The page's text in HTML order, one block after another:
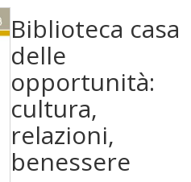
Biblioteca casa
delle
opportunità:
cultura,
relazioni,
benessere